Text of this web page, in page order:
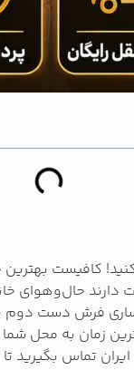
کافیست
دارند حال‌وهوای
فرش دست
زمان به محل
تماس بگیرید